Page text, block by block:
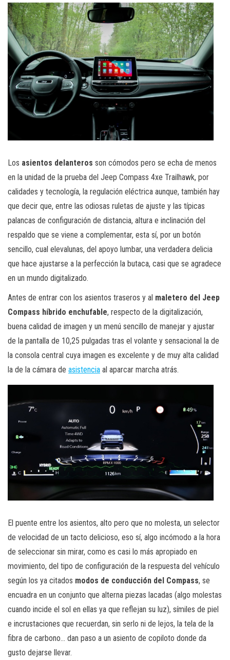
Los asientos delanteros son cómodos pero se echa de menos
en la unidad de la prueba del Jeep Compass 4xe Trailhawk, por
calidades y tecnología, la regulación eléctrica aunque, también hay
que decir que, entre las odiosas ruletas de ajuste y las típicas
palancas de configuración de distancia, altura e inclinación del
respaldo que se viene a complementar, esta sí, por un botón
sencillo, cual elevalunas, del apoyo lumbar, una verdadera delicia
que hace ajustarse a la perfección la butaca, casi que se agradece
en un mundo digitalizado.
Antes de entrar con los asientos traseros y al maletero del Jeep
Compass híbrido enchufable, respecto de la digitalización,
buena calidad de imagen y un menú sencillo de manejar y ajustar
de la pantalla de 10,25 pulgadas tras el volante y sensacional la de
la consola central cuya imagen es excelente y de muy alta calidad
la de la cámara de asistencia al aparcar marcha atrás.
El puente entre los asientos, alto pero que no molesta, un selector
de velocidad de un tacto delicioso, eso sí, algo incómodo a la hora
de seleccionar sin mirar, como es casi lo más apropiado en
movimiento, del tipo de configuración de la respuesta del vehículo
según los ya citados modos de conducción del Compass, se
encuadra en un conjunto que alterna piezas lacadas (algo molestas
cuando incide el sol en ellas ya que reflejan su luz), símiles de piel
e incrustaciones que recuerdan, sin serlo ni de lejos, la tela de la
fibra de carbono… dan paso a un asiento de copiloto donde da
gusto dejarse llevar.